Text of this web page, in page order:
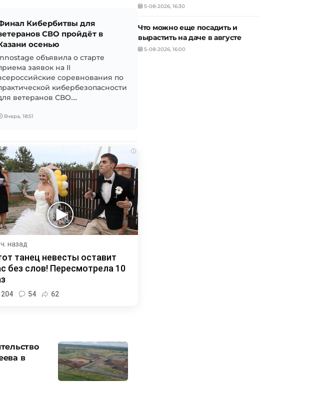
Кибербитвы для
СВО пройдёт в
осенью
объявила о старте
заявок на II
соревнования по
кибербезопасности
ветеранов СВО....
Вчера, 18:51
i
назад
танец невесты оставит
без слов! Пересмотрела 10
204 54 62
в
5-08-2026, 16:30
Что можно еще посадить и
вырастить на даче в августе
5-08-2026, 16:00